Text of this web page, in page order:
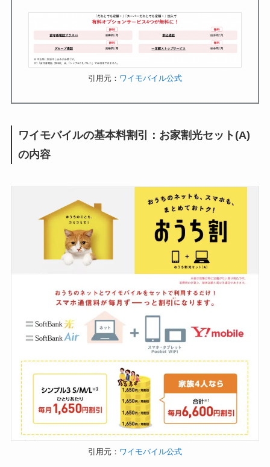
引用元： ワイモバイル公式
ワイモバイルの基本料割引：お家割光セット(A)
の内容
引用元： ワイモバイル公式